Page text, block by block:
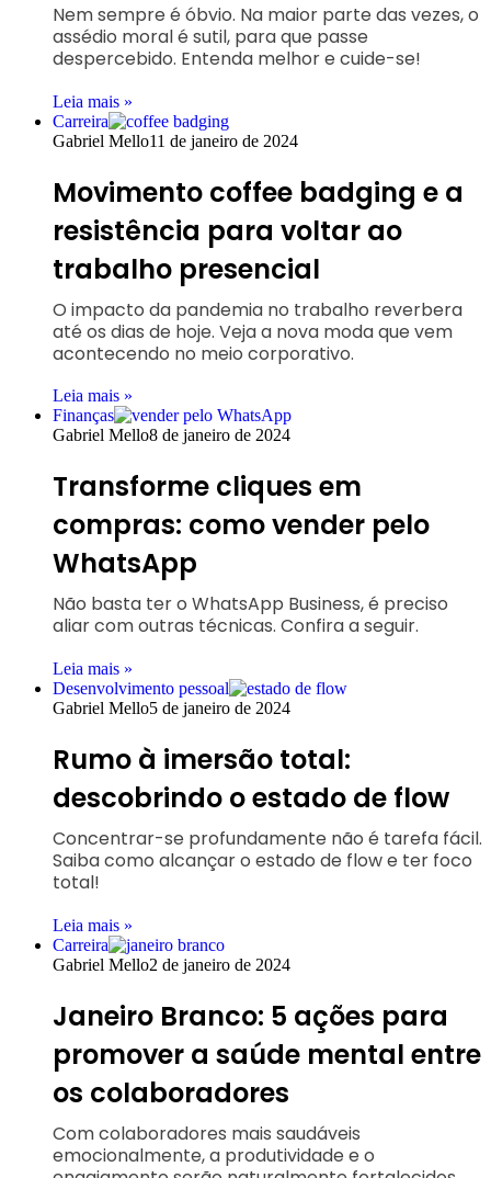
Nem sempre é óbvio. Na maior parte das vezes, o
assédio moral é sutil, para que passe
despercebido. Entenda melhor e cuide-se!
Leia mais »
Carreira
Gabriel Mello11 de janeiro de 2024
Movimento coffee badging e a
resistência para voltar ao
trabalho presencial
O impacto da pandemia no trabalho reverbera
até os dias de hoje. Veja a nova moda que vem
acontecendo no meio corporativo.
Leia mais »
Finanças
Gabriel Mello8 de janeiro de 2024
Transforme cliques em
compras: como vender pelo
WhatsApp
Não basta ter o WhatsApp Business, é preciso
aliar com outras técnicas. Confira a seguir.
Leia mais »
Desenvolvimento pessoal
Gabriel Mello5 de janeiro de 2024
Rumo à imersão total:
descobrindo o estado de flow
Concentrar-se profundamente não é tarefa fácil.
Saiba como alcançar o estado de flow e ter foco
total!
Leia mais »
Carreira
Gabriel Mello2 de janeiro de 2024
Janeiro Branco: 5 ações para
promover a saúde mental entre
os colaboradores
Com colaboradores mais saudáveis
emocionalmente, a produtividade e o